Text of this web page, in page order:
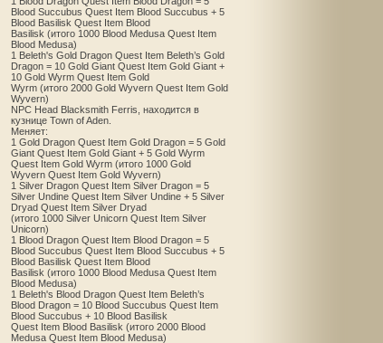
Blood Succubus Quest Item Blood Succubus + 5
Blood Basilisk Quest Item Blood
Basilisk (итого 1000 Blood Medusa Quest Item
Blood Medusa)
1 Beleth's Gold Dragon Quest Item Beleth’s Gold
Dragon = 10 Gold Giant Quest Item Gold Giant +
10 Gold Wyrm Quest Item Gold
Wyrm (итого 2000 Gold Wyvern Quest Item Gold
Wyvern)
NPC Head Blacksmith Ferris, находится в
кузнице Town of Aden.
Меняет:
1 Gold Dragon Quest Item Gold Dragon = 5 Gold
Giant Quest Item Gold Giant + 5 Gold Wyrm
Quest Item Gold Wyrm (итого 1000 Gold
Wyvern Quest Item Gold Wyvern)
1 Silver Dragon Quest Item Silver Dragon = 5
Silver Undine Quest Item Silver Undine + 5 Silver
Dryad Quest Item Silver Dryad
(итого 1000 Silver Unicorn Quest Item Silver
Unicorn)
1 Blood Dragon Quest Item Blood Dragon = 5
Blood Succubus Quest Item Blood Succubus + 5
Blood Basilisk Quest Item Blood
Basilisk (итого 1000 Blood Medusa Quest Item
Blood Medusa)
1 Beleth's Blood Dragon Quest Item Beleth’s
Blood Dragon = 10 Blood Succubus Quest Item
Blood Succubus + 10 Blood Basilisk
Quest Item Blood Basilisk (итого 2000 Blood
Medusa Quest Item Blood Medusa)